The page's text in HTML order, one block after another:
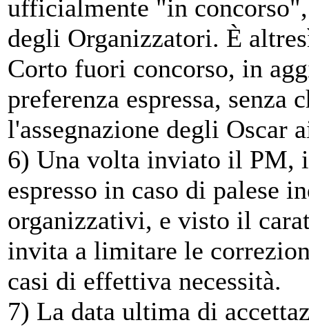
ufficialmente "in
degli Organizzatori. È
Corto fuori concorso, in
preferenza espressa, senza
l'assegnazione degli Oscar
6) Una volta inviato il PM,
espresso in caso di palese
organizzativi, e visto il
invita a limitare le
casi di effettiva necessità.
7) La data ultima di